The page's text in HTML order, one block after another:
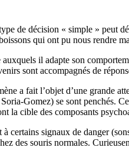
de décision « simple » peut
qui ont pu nous rendre
il adapte son
sont accompagnés de
a fait l’objet d’une grande
Gomez) se sont penchés.
la cible des composants
certains signaux de danger
des souris normales.